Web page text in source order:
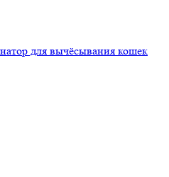
для вычёсывания кошек